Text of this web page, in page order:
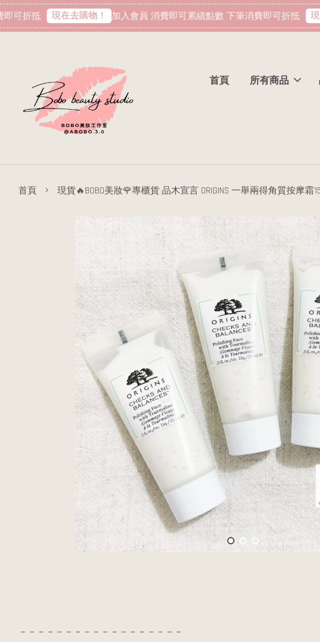
折抵 現在去購物！ 加入會員 消費即可累績點數 下筆消費即可折抵 現在
首頁 所有商品
首頁 › 現貨🔥BOBO美妝🌹專櫃貨 品木宣言 ORIGINS 一舉兩得角質按摩霜
－－－－－－－－－－－－－－－－－－